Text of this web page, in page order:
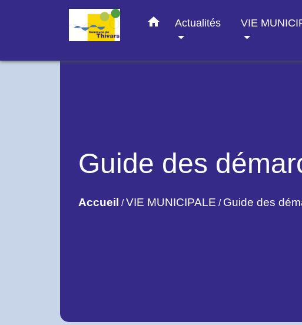
home Actualités VIE
Guide des
Accueil /VIE MUNICIPALE / Guide des